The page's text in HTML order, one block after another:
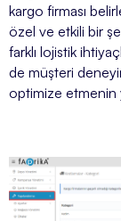
kargo firması
özel ve etkili bir
farklı lojistik
de müşteri
optimize etmenin